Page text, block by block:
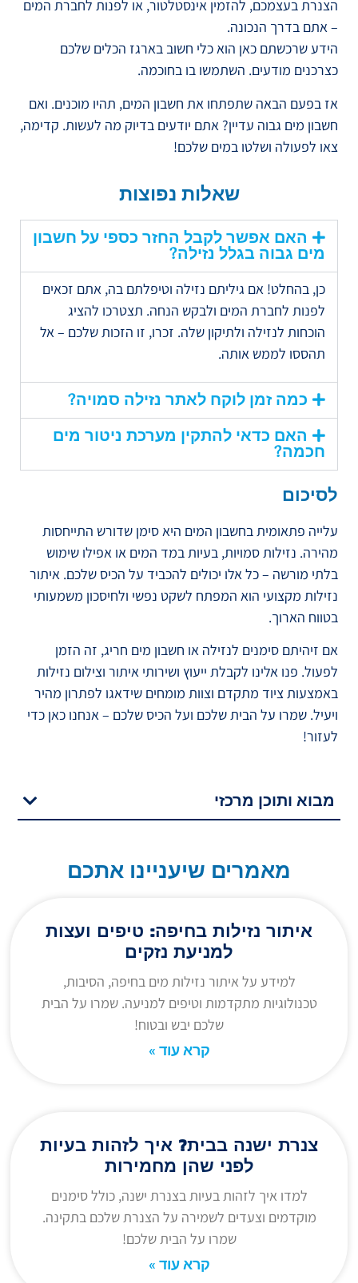
הצנרת בעצמכם, להזמין אינסטלטור, או לפנות לחברת המים
– אתם בדרך הנכונה.
הידע שרכשתם כאן הוא כלי חשוב בארגז הכלים שלכם
כצרכנים מודעים. השתמשו בו בחוכמה.
אז בפעם הבאה שתפתחו את חשבון המים, תהיו מוכנים. ואם
חשבון מים גבוה עדיין? אתם יודעים בדיוק מה לעשות. קדימה,
צאו לפעולה ושלטו במים שלכם!
שאלות נפוצות
האם אפשר לקבל החזר כספי על חשבון
מים גבוה בגלל נזילה?
כן, בהחלט! אם גיליתם נזילה וטיפלתם בה, אתם זכאים
לפנות לחברת המים ולבקש הנחה. תצטרכו להציג
הוכחות לנזילה ולתיקון שלה. זכרו, זו הזכות שלכם – אל
תהססו לממש אותה.
כמה זמן לוקח לאתר נזילה סמויה?
האם כדאי להתקין מערכת ניטור מים
חכמה?
לסיכום
עלייה פתאומית בחשבון המים היא סימן שדורש התייחסות
מהירה. נזילות סמויות, בעיות במד המים או אפילו שימוש
בלתי מורשה – כל אלו יכולים להכביד על הכיס שלכם. איתור
נזילות מקצועי הוא המפתח לשקט נפשי ולחיסכון משמעותי
בטווח הארוך.
אם זיהיתם סימנים לנזילה או חשבון מים חריג, זה הזמן
לפעול. פנו אלינו לקבלת ייעוץ ושירותי איתור וצילום נזילות
באמצעות ציוד מתקדם וצוות מומחים שידאגו לפתרון מהיר
ויעיל. שמרו על הבית שלכם ועל הכיס שלכם – אנחנו כאן כדי
לעזור!
מבוא ותוכן מרכזי
מאמרים שיעניינו אתכם
איתור נזילות בחיפה: טיפים ועצות
למניעת נזקים
למידע על איתור נזילות מים בחיפה, הסיבות,
טכנולוגיות מתקדמות וטיפים למניעה. שמרו על הבית
שלכם יבש ובטוח!
קרא עוד »
צנרת ישנה בבית? איך לזהות בעיות
לפני שהן מחמירות
למדו איך לזהות בעיות בצנרת ישנה, כולל סימנים
מוקדמים וצעדים לשמירה על הצנרת שלכם בתקינה.
שמרו על הבית שלכם!
קרא עוד »